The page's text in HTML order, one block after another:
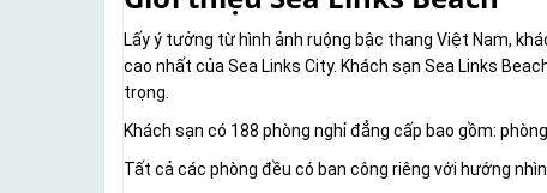
Lấy ý tưởng từ hình ảnh ruộng bậc thang Việt Nam,
cao nhất của Sea Links City. Khách sạn Sea Links
trọng.
Khách sạn có 188 phòng nghỉ đẳng cấp bao gồm:
Tất cả các phòng đều có ban công riêng với hướng